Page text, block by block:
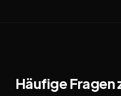
Häufige Fragen